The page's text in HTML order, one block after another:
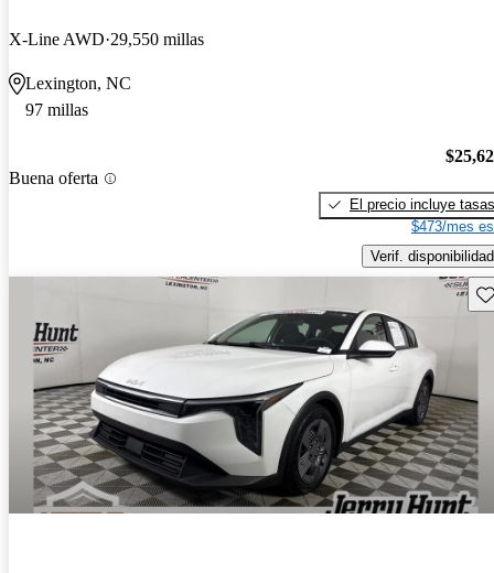
X-Line AWD 29,550 millas
Lexington, NC
97 millas
Buena oferta
El precio incluye tasas
$473/mes
Verif. disponibilidad